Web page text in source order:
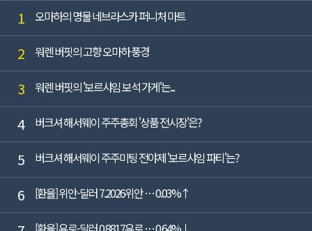
1 오마하의 명물 네브라스카 퍼니처 마트
2 워렌 버핏의 고향 오마하 풍경
3 워렌 버핏의 '보르샤임 보석 가게'는...
4 버크셔 해서웨이 주주총회 '상품 전시장'은?
5 버크셔 해서웨이 주주미팅 전야제 '보르샤임 파티'는?
6 [환율] 위안-달러 7.2026위안 … 0.03%↑